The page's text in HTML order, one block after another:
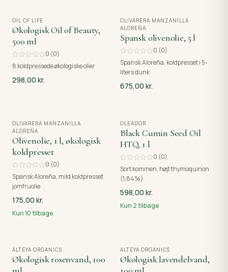
OIL OF LIFE
Økologisk Oil of Beauty,
500 ml
0 (0)
8 koldpressede økologiske olier
298,00 kr.
OLIVARERA MANZANILLA
ALOREÑA
Spansk olivenolie, 5 l
0 (0)
Spansk Aloreña, koldpresset i 5-
liters dunk
675,00 kr.
OLIVARERA MANZANILLA
ALOREÑA
Olivenolie, 1 l, økologisk
koldpresset
0 (0)
Spansk Aloreña, mild koldpresset
jomfruolie
175,00 kr.
Kun10tilbage
OLEADOR
Black Cumin Seed Oil
HTQ, 1 l
0 (0)
Sort kommen, højt thymoquinon
(1,84%)
598,00 kr.
Kun 2tilbage
ALTEYA ORGANICS
Økologisk rosenvand, 100
ALTEYA ORGANICS
Økologisk lavendelvand,